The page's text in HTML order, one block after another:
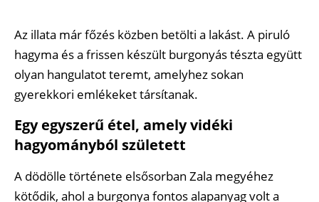
Az illata már főzés közben betölti a lakást. A piruló
hagyma és a frissen készült burgonyás tészta együtt
olyan hangulatot teremt, amelyhez sokan
gyerekkori emlékeket társítanak.
Egy egyszerű étel, amely vidéki
hagyományból született
A dödölle története elsősorban Zala megyéhez
kötődik, ahol a burgonya fontos alapanyag volt a